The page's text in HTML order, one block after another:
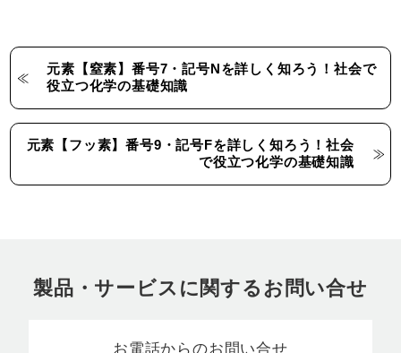
元素【窒素】番号7・記号Nを詳しく知ろう！社会で
役立つ化学の基礎知識
元素【フッ素】番号9・記号Fを詳しく知ろう！社会
で役立つ化学の基礎知識
製品・サービスに関するお問い合せ
お電話からのお問い合せ